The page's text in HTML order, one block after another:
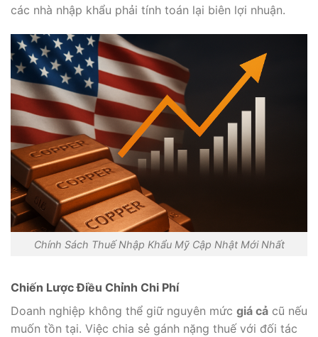
các nhà nhập khẩu phải tính toán lại biên lợi nhuận.
Chính Sách Thuế Nhập Khẩu Mỹ Cập Nhật Mới Nhất
Chiến Lược Điều Chỉnh Chi Phí
Doanh nghiệp không thể giữ nguyên mức giá cả cũ nếu
muốn tồn tại. Việc chia sẻ gánh nặng thuế với đối tác